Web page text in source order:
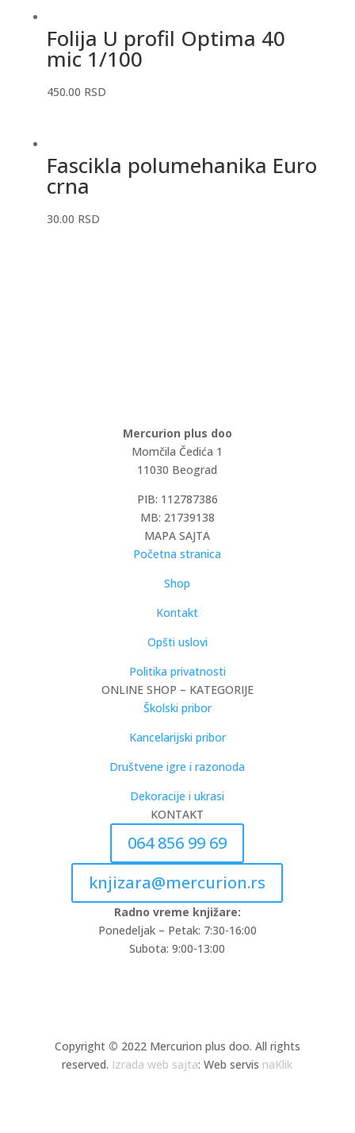
Folija U profil Optima 40
mic 1/100
450.00 RSD
Fascikla polumehanika Euro
crna
30.00 RSD
Mercurion plus doo
Momčila Čedića 1
11030 Beograd
PIB: 112787386
MB: 21739138
MAPA SAJTA
Početna stranica
Shop
Kontakt
Opšti uslovi
Politika privatnosti
ONLINE SHOP – KATEGORIJE
Školski pribor
Kancelarijski pribor
Društvene igre i razonoda
Dekoracije i ukrasi
KONTAKT
064 856 99 69
knjizara@mercurion.rs
Radno vreme knjižare:
Ponedeljak – Petak: 7:30-16:00
Subota: 9:00-13:00
Copyright © 2022 Mercurion plus doo. All rights
reserved. Izrada web sajta: Web servis naKlik